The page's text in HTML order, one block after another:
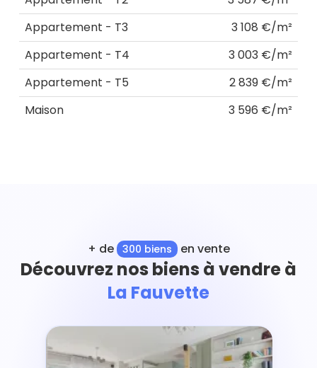
Appartement - T3
3 108 €/m²
Appartement - T4
3 003 €/m²
Appartement - T5
2 839 €/m²
Maison
3 596 €/m²
+ de 300 biens en vente
Découvrez nos biens à vendre à
La Fauvette